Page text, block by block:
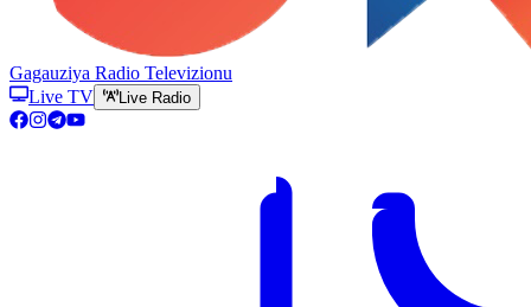
Gagauziya Radio Televizionu
Live TV
Live Radio